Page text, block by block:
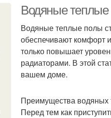
Водяные теплые
Водяные теплые полы
обеспечивают комфорт
только повышает
радиаторами. В этой
вашем доме.
Преимущества водяных
Перед тем как